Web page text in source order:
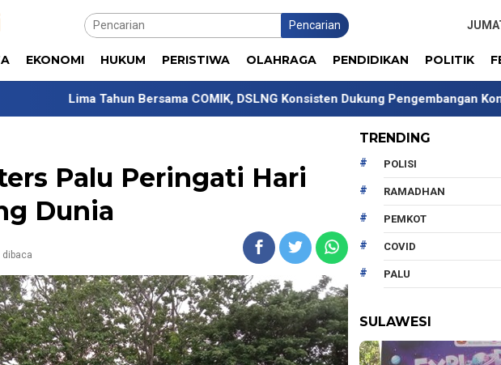
Pencarian
EKONOMI HUKUM PERISTIWA OLAHRAGA PENDIDIKAN POLITIK
Tahun Bersama COMIK, DSLNG Konsisten Dukung Pengembangan Kompetensi
Palu Peringati Hari
Dunia
dibaca
TRENDING
POLISI
RAMADHAN
PEMKOT
COVID
PALU
SULAWESI